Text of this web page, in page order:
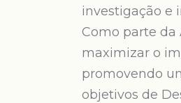
investigação e
Como parte da
maximizar o
promovendo
objetivos de